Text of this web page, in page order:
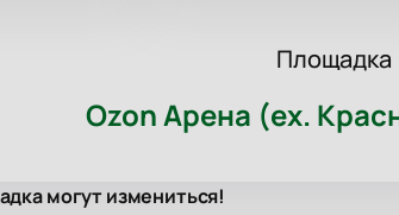
Площадка
Ozon Арена (ex.
могут измениться!